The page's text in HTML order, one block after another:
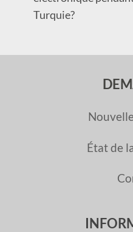
Turquie?
État de